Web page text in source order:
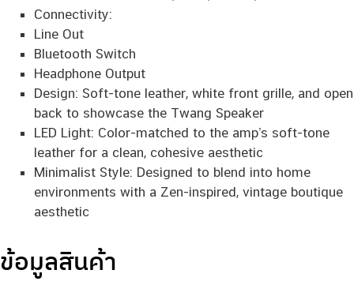
Connectivity:
Line Out
Bluetooth Switch
Headphone Output
Design: Soft-tone leather, white front grille, and open
back to showcase the Twang Speaker
LED Light: Color-matched to the amp’s soft-tone
leather for a clean, cohesive aesthetic
Minimalist Style: Designed to blend into home
environments with a Zen-inspired, vintage boutique
aesthetic
ข้อมูลสินค้า